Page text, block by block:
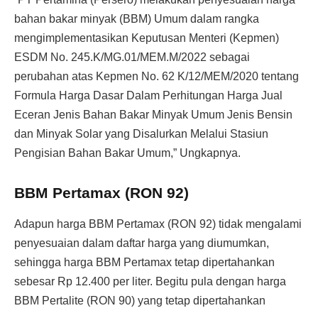
bahan bakar minyak (BBM) Umum dalam rangka
mengimplementasikan Keputusan Menteri (Kepmen)
ESDM No. 245.K/MG.01/MEM.M/2022 sebagai
perubahan atas Kepmen No. 62 K/12/MEM/2020 tentang
Formula Harga Dasar Dalam Perhitungan Harga Jual
Eceran Jenis Bahan Bakar Minyak Umum Jenis Bensin
dan Minyak Solar yang Disalurkan Melalui Stasiun
Pengisian Bahan Bakar Umum,” Ungkapnya.
BBM Pertamax (RON 92)
Adapun harga BBM Pertamax (RON 92) tidak mengalami
penyesuaian dalam daftar harga yang diumumkan,
sehingga harga BBM Pertamax tetap dipertahankan
sebesar Rp 12.400 per liter. Begitu pula dengan harga
BBM Pertalite (RON 90) yang tetap dipertahankan